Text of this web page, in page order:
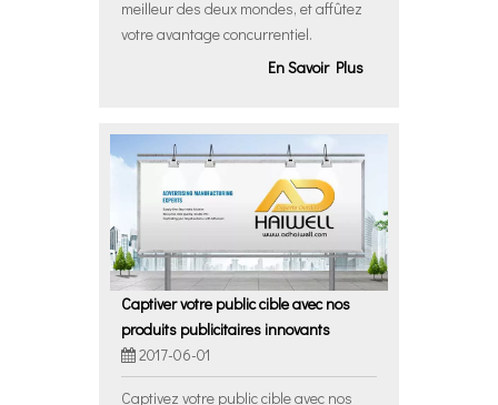
meilleur des deux mondes, et affûtez
votre avantage concurrentiel.
En Savoir Plus
Captiver votre public cible avec nos
produits publicitaires innovants
2017-06-01
Captivez votre public cible avec nos